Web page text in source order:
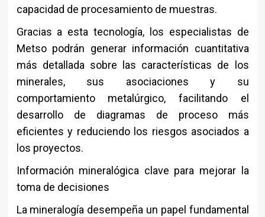
capacidad de procesamiento de muestras.
Gracias a esta tecnología, los especialistas de
Metso podrán generar información cuantitativa
más detallada sobre las características de los
minerales, sus asociaciones y su
comportamiento metalúrgico, facilitando el
desarrollo de diagramas de proceso más
eficientes y reduciendo los riesgos asociados a
los proyectos.
Información mineralógica clave para mejorar la
toma de decisiones
La mineralogía desempeña un papel fundamental